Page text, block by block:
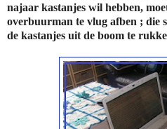
najaar kastanjes wil hebben,
overbuurman te vlug afben ; die
de kastanjes uit de boom te